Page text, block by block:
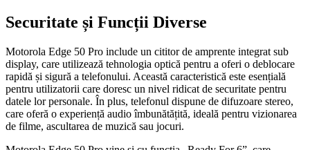
Securitate și Funcții Diverse
Motorola Edge 50 Pro include un cititor de amprente integrat sub
display, care utilizează tehnologia optică pentru a oferi o deblocare
rapidă și sigură a telefonului. Această caracteristică este esențială
pentru utilizatorii care doresc un nivel ridicat de securitate pentru
datele lor personale. În plus, telefonul dispune de difuzoare stereo,
care oferă o experiență audio îmbunătățită, ideală pentru vizionarea
de filme, ascultarea de muzică sau jocuri.